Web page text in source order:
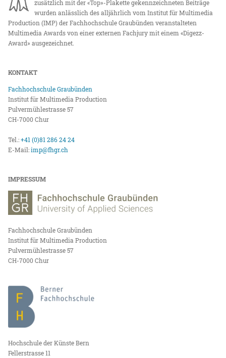
zusätzlich mit der «Top»-Plakette gekennzeichneten Beiträge
wurden anlässlich des alljährlich vom Institut für Multimedia
Production (IMP) der Fachhochschule Graubünden veranstalteten
Multimedia Awards von einer externen Fachjury mit einem «Digezz-
Award» ausgezeichnet.
KONTAKT
Fachhochschule Graubünden
Institut für Multimedia Production
Pulvermühlestrasse 57
CH-7000 Chur
Tel.:+41 (0)81 286 24 24
E-Mail:imp@fhgr.ch
IMPRESSUM
Fachhochschule Graubünden
Institut für Multimedia Production
Pulvermühlestrasse 57
CH-7000 Chur
Hochschule der Künste Bern
Fellerstrasse 11